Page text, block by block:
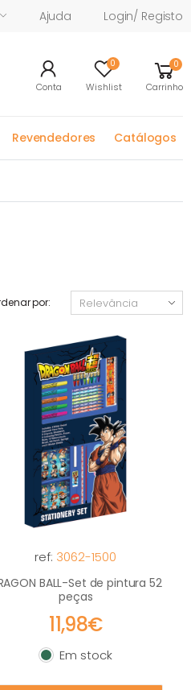
Ajuda Login/ Registo
Conta
0
Wishlist
0
Carrinho
Revendedores Catálogos
por:
ref: 3062-1500
BALL-Set de pintura 52
peças
11,98€
Em stock
Em stock